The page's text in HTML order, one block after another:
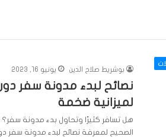
بوشريط صلاح الدين
يونيو 16, 2023
نصائح لبدء مدونة سفر
لميزانية ضخمة
هل تسافر كثيرًا وتحاول بدء مدونة
الصحيح لمعرفة نصائح لبدء مدونة سفر